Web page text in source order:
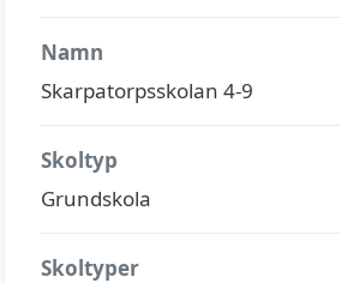
Namn
Skarpatorpsskolan 4-9
Skoltyp
Grundskola
Skoltyper